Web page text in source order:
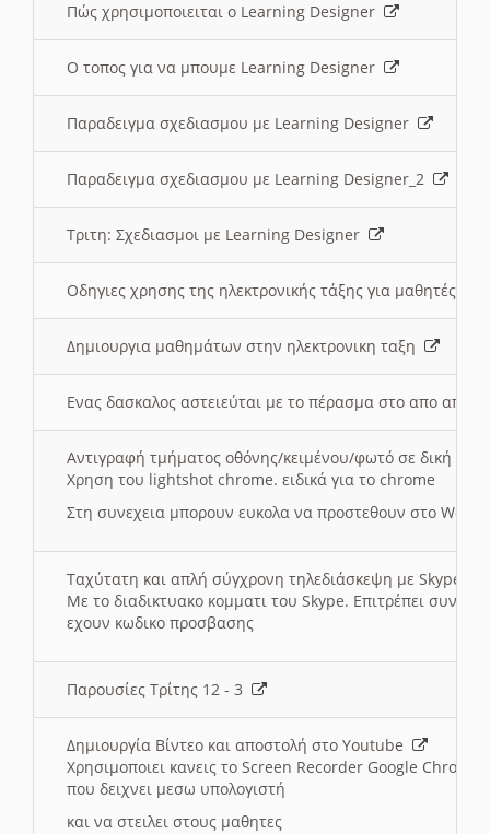
Πώς χρησιμοποιειται ο Learning Designer
O τοπος για να μπουμε Learning Designer
Παραδειγμα σχεδιασμου με Learning Designer
Παραδειγμα σχεδιασμου με Learning Designer_2
Τριτη: Σχεδιασμοι με Learning Designer
Οδηγιες χρησης της ηλεκτρονικής τάξης για μαθητές
Δημιουργια μαθημάτων στην ηλεκτρονικη ταξη
Ενας δασκαλος αστειεύται με το πέρασμα στο απο
Αντιγραφή τμήματος οθόνης/κειμένου/φωτό σε δική
Χρηση του lightshot chrome. ειδικά για το chrome
Στη συνεχεια μπορουν ευκολα να προστεθουν στο Word
Ταχύτατη και απλή σύγχρονη τηλεδιάσκεψη με Skype
Με το διαδικτυακο κομματι του Skype. Επιτρέπει
εχουν κωδικο προσβασης
Παρουσίες Τρίτης 12 - 3
Δημιουργία Βίντεο και αποστολή στο Youtube
Χρησιμοποιει κανεις το Screen Recorder Google Chrome
που δειχνει μεσω υπολογιστή
και να στειλει στους μαθητες